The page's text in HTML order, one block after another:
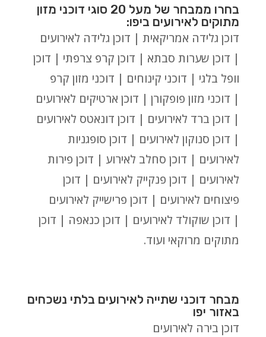
בחרו ממבחר של מעל 20 סוגי דוכני מזון
מתוקים לאירועים ביפו:
דוכן גלידה אמריקאית | דוכן גלידה לאירועים
| דוכן שערות סבתא | דוכן קרפ צרפתי | דוכן
וופל בלגי | דוכני קינוחים | דוכני מזון קרפ
| דוכני מזון פופקורן | דוכן ארטיקים לאירועים
| דוכן ברד לאירועים | דוכן דונאטס לאירועים
| דוכן סנוקון לאירועים | דוכן סופגניות
לאירועים | דוכן סחלב לאירוע | דוכן פירות
לאירועים | דוכן פנקייק לאירועים | דוכן
פיצוחים לאירועים | דוכן פרישייק לאירועים
| דוכן שוקולד לאירועים | דוכן כנאפה | דוכן
מתוקים מרוקאי ועוד.
מבחר דוכני שתייה לאירועים בלתי נשכחים
באזור יפו
דוכן בירה לאירועים